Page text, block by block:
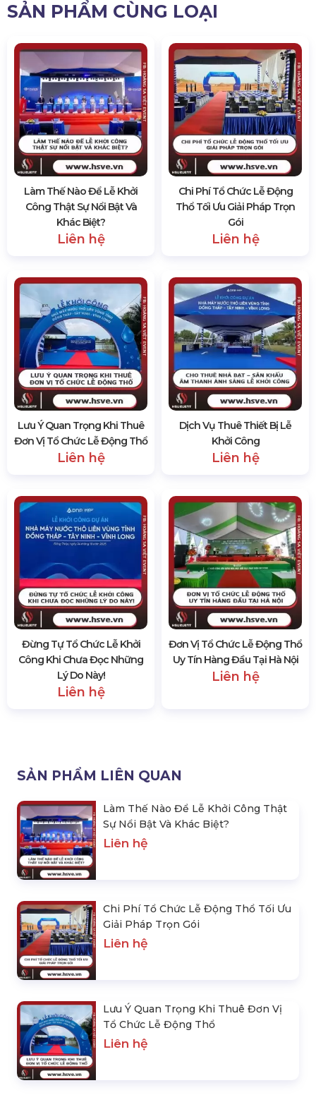
SẢN PHẨM CÙNG LOẠI
Làm Thế Nào Để Lễ Khởi
Công Thật Sự Nổi Bật Và
Khác Biệt?
Liên hệ
Chi Phí Tổ Chức Lễ Động
Thổ Tối Ưu Giải Pháp Trọn
Gói
Liên hệ
Lưu Ý Quan Trọng Khi Thuê
Đơn Vị Tổ Chức Lễ Động Thổ
Liên hệ
Dịch Vụ Thuê Thiết Bị Lễ
Khởi Công
Liên hệ
Đừng Tự Tổ Chức Lễ Khởi
Công Khi Chưa Đọc Những
Lý Do Này!
Liên hệ
Đơn Vị Tổ Chức Lễ Động Thổ
Uy Tín Hàng Đầu Tại Hà Nội
Liên hệ
SẢN PHẨM LIÊN QUAN
Làm Thế Nào Để Lễ Khởi Công Thật
Sự Nổi Bật Và Khác Biệt?
Liên hệ
Chi Phí Tổ Chức Lễ Động Thổ Tối Ưu
Giải Pháp Trọn Gói
Liên hệ
Lưu Ý Quan Trọng Khi Thuê Đơn Vị
Tổ Chức Lễ Động Thổ
Liên hệ